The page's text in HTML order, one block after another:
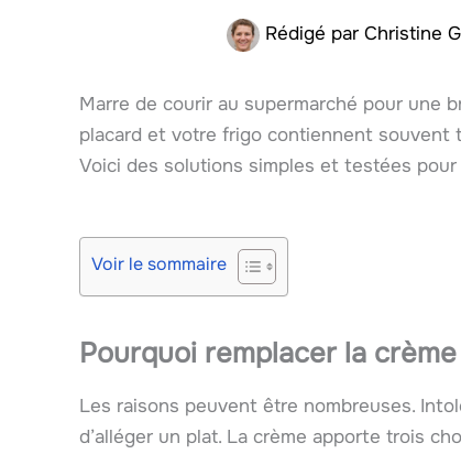
Rédigé par Christine
Marre de courir au supermarché pour une
placard et votre frigo contiennent
Voici des solutions simples et testées
Voir le sommaire
Pourquoi remplacer la
Les raisons peuvent être nombreuses.
d’alléger un plat. La crème apporte trois